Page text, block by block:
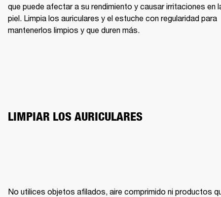
que puede afectar a su rendimiento y causar irritaciones en
piel. Limpia los auriculares y el estuche con regularidad para
mantenerlos limpios y que duren más.
LIMPIAR LOS AURICULARES
No utilices objetos afilados, aire comprimido ni productos